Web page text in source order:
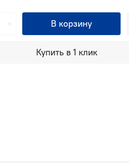
В корзину
Купить в 1 клик